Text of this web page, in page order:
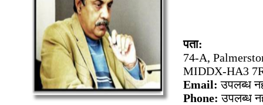
पता:
74-A,
MIDDX-HA3
Email:उपलब्ध
Phone:उपलब्ध